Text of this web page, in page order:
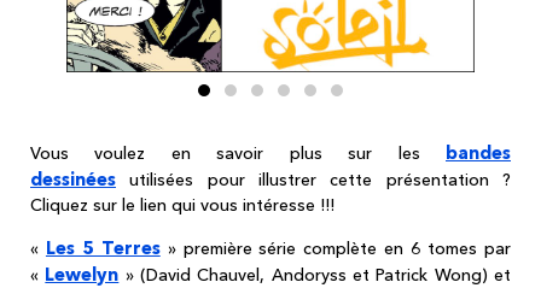
Vous voulez en savoir plus sur les bandes
dessinées utilisées pour illustrer cette présentation ?
Cliquez sur le lien qui vous intéresse !!!
« Les 5 Terres» première série complète en 6 tomes par
« Lewelyn » (David Chauvel, Andoryss et Patrick Wong) et